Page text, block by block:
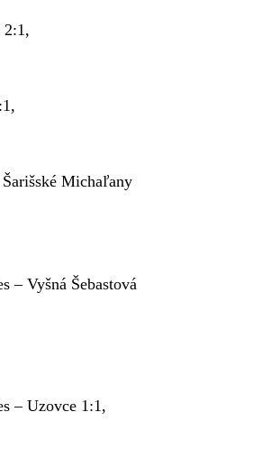
Michaľany
– Vyšná Šebastová
– Uzovce 1:1,